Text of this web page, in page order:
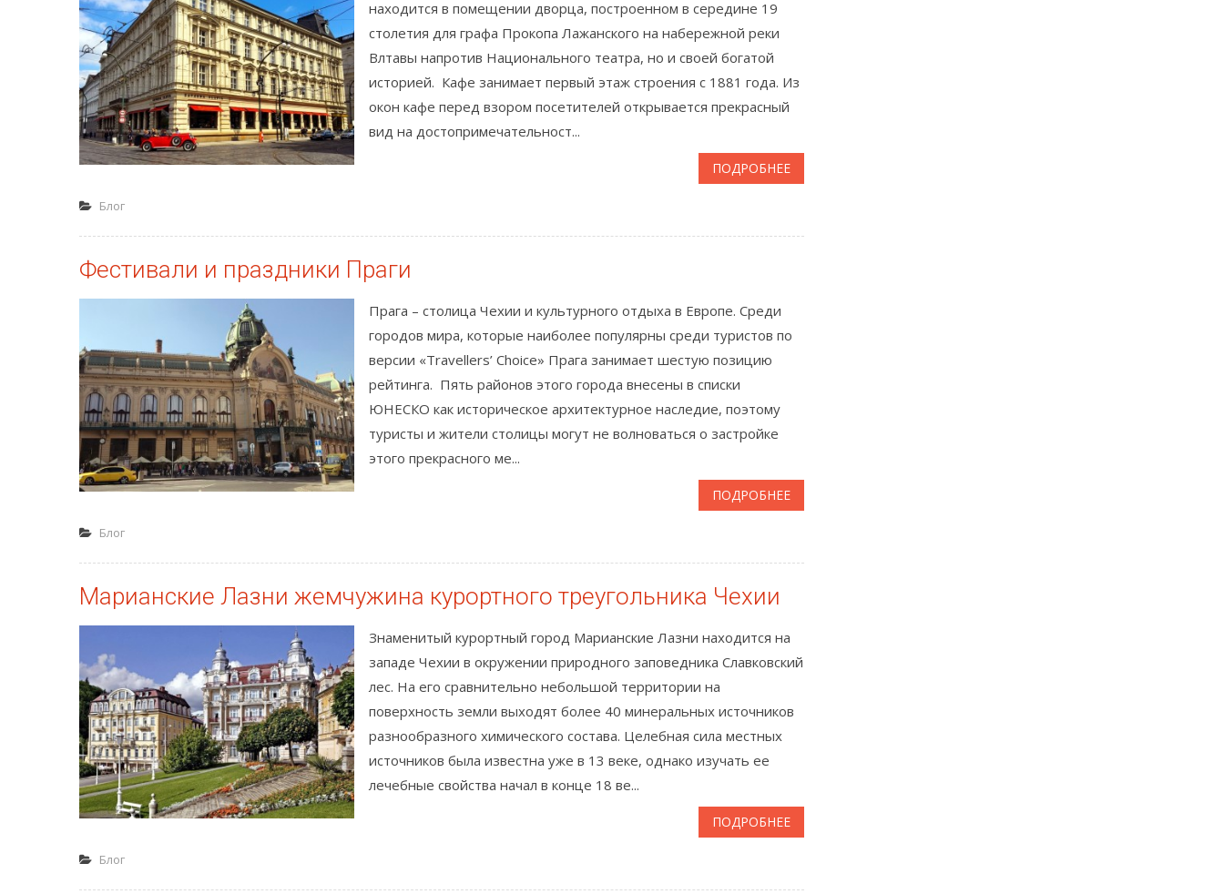
находится в помещении дворца, построенном в середине 19
столетия для графа Прокопа Лажанского на набережной реки
Влтавы напротив Национального театра, но и своей богатой
историей. Кафе занимает первый этаж строения с 1881 года. Из
окон кафе перед взором посетителей открывается прекрасный
вид на достопримечательност...
ПОДРОБНЕЕ
Блог
Фестивали и праздники Праги
Прага – столица Чехии и культурного отдыха в Европе. Среди
городов мира, которые наиболее популярны среди туристов по
версии «Travellers’ Choice» Прага занимает шестую позицию
рейтинга. Пять районов этого города внесены в списки
ЮНЕСКО как историческое архитектурное наследие, поэтому
туристы и жители столицы могут не волноваться о застройке
этого прекрасного ме...
ПОДРОБНЕЕ
Блог
Марианские Лазни жемчужина курортного треугольника Чехии
Знаменитый курортный город Марианские Лазни находится на
западе Чехии в окружении природного заповедника Славковский
лес. На его сравнительно небольшой территории на
поверхность земли выходят более 40 минеральных источников
разнообразного химического состава. Целебная сила местных
источников была известна уже в 13 веке, однако изучать ее
лечебные свойства начал в конце 18 ве...
ПОДРОБНЕЕ
Блог